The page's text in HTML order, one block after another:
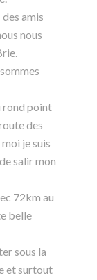
amis
nous
rond point
des
je suis
salir mon
72km au
belle
sous la
et surtout